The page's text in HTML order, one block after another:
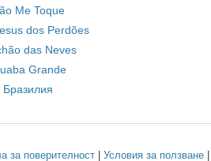
Me Toque
dos Perdões
das Neves
Grande
Бразилия
за поверителност| Условия за ползване|